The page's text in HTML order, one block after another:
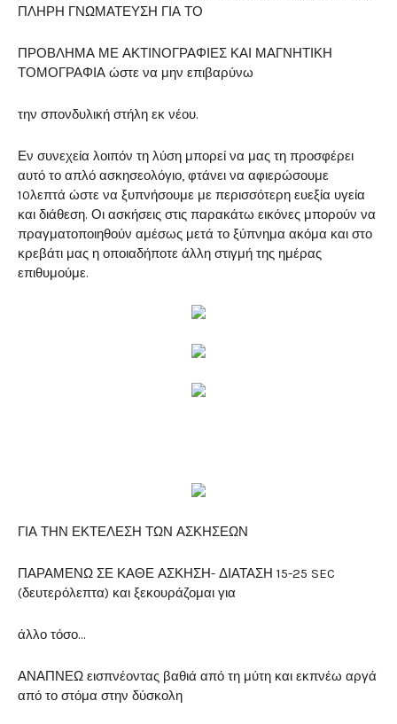
ΠΛΗΡΗ ΓΝΩΜΑΤΕΥΣΗ ΓΙΑ ΤΟ
ΠΡΟΒΛΗΜΑ ΜΕ ΑΚΤΙΝΟΓΡΑΦΙΕΣ ΚΑΙ ΜΑΓΝΗΤΙΚΗ
ΤΟΜΟΓΡΑΦΙΑ ώστε να μην επιβαρύνω
την σπονδυλική στήλη εκ νέου.
Εν συνεχεία λοιπόν τη λύση μπορεί να μας τη προσφέρει
αυτό το απλό ασκησεολόγιο, φτάνει να αφιερώσουμε
10λεπτά ώστε να ξυπνήσουμε με περισσότερη ευεξία υγεία
και διάθεση. Οι ασκήσεις στις παρακάτω εικόνες μπορούν να
πραγματοποιηθούν αμέσως μετά το ξύπνημα ακόμα και στο
κρεβάτι μας η οποιαδήποτε άλλη στιγμή της ημέρας
επιθυμούμε.
ΓΙΑ ΤΗΝ ΕΚΤΕΛΕΣΗ ΤΩΝ ΑΣΚΗΣΕΩΝ
ΠΑΡΑΜΕΝΩ ΣΕ ΚΑΘΕ ΑΣΚΗΣΗ- ΔΙΑΤΑΣΗ 15-25 SEC
(δευτερόλεπτα) και ξεκουράζομαι για
άλλο τόσο…
ΑΝΑΠΝΕΩ εισπνέοντας βαθιά από τη μύτη και εκπνέω αργά
από το στόμα στην δύσκολη